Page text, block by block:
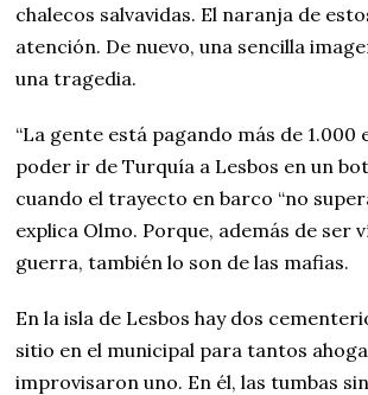
chalecos salvavidas. El naranja de
atención. De nuevo, una sencilla
una tragedia.
“La gente está pagando más de 1.000
poder ir de Turquía a Lesbos en un
cuando el trayecto en barco “no
explica Olmo. Porque, además de ser
guerra, también lo son de las mafias.
En la isla de Lesbos hay dos
sitio en el municipal para tantos
improvisaron uno. En él, las tumbas